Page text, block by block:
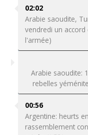
02:02
Arabie saoudite,
vendredi un
l'armée)
Arabie saoudite:
rebelles
00:56
Argentine: heurts
rassemblement